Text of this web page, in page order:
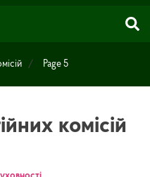
Page 5
комісій